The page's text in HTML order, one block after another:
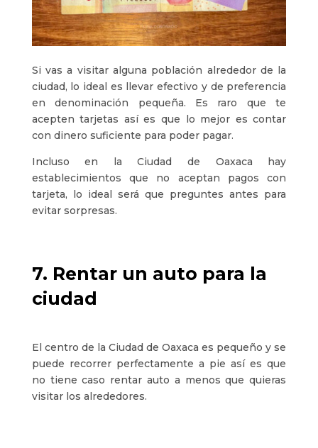
Si vas a visitar alguna población alrededor de la
ciudad, lo ideal es llevar efectivo y de preferencia
en denominación pequeña. Es raro que te
acepten tarjetas así es que lo mejor es contar
con dinero suficiente para poder pagar.
Incluso en la Ciudad de Oaxaca hay
establecimientos que no aceptan pagos con
tarjeta, lo ideal será que preguntes antes para
evitar sorpresas.
7. Rentar un auto para la
ciudad
El centro de la Ciudad de Oaxaca es pequeño y se
puede recorrer perfectamente a pie así es que
no tiene caso rentar auto a menos que quieras
visitar los alrededores.